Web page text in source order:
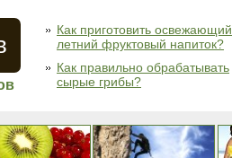
Как приготовить освежающий
летний фруктовый напиток?
Как правильно обрабатывать
сырые грибы?